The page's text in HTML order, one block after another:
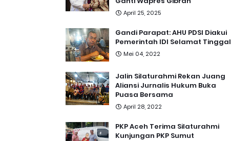
April 25, 2025
Gandi Parapat: AHU PDSI Diakui
Pemerintah IDI Selamat Tinggal
Mei 04, 2022
Jalin Silaturahmi Rekan Juang
Aliansi Jurnalis Hukum Buka
Puasa Bersama
April 28, 2022
PKP Aceh Terima Silaturahmi
Kunjungan PKP Sumut